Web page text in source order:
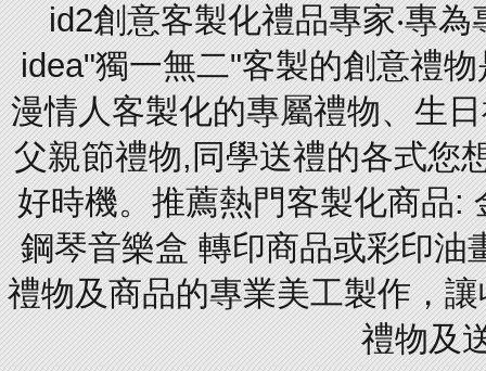
id2創意客製化禮品專家‧專
idea"獨一無二"客製的創意禮
漫情人客製化的專屬禮物、生
父親節禮物,同學送禮的各式您
好時機。推薦熱門客製化商品:
鋼琴音樂盒 轉印商品或彩印油
禮物及商品的專業美工製作，
禮物及